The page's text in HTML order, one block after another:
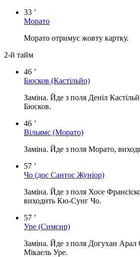
33 ’
Морато
Морато отримує жовту картку.
2-й тайм
46 ’
Бюсков (Кастільйо)
Заміна. Йде з поля Деніл
Бюсков.
46 ’
Вільямс (Морато)
Заміна. Йде з поля Морато,
57 ’
Чо (дос Сантос Жуніор)
Заміна. Йде з поля Хосе
виходить Кю-Сунг Чо.
57 ’
Уре (Симсир)
Заміна. Йде з поля Догухан
Мікаель Уре.